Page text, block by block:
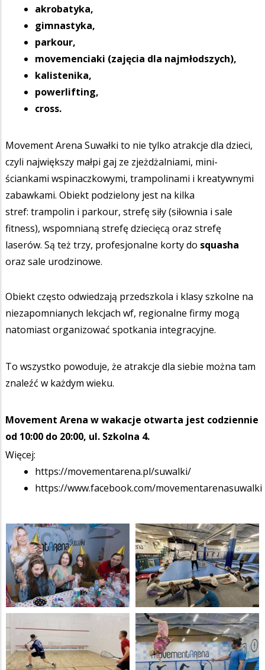
akrobatyka,
gimnastyka,
parkour,
movemenciaki (zajęcia dla najmłodszych),
kalistenika,
powerlifting,
cross.
Movement Arena Suwałki to nie tylko atrakcje dla dzieci,
czyli największy małpi gaj ze zjeżdżalniami, mini-
ściankami wspinaczkowymi, trampolinami i kreatywnymi
zabawkami. Obiekt podzielony jest na kilka
stref: trampolin i parkour, strefę siły (siłownia i sale
fitness), wspomnianą strefę dziecięcą oraz strefę
laserów. Są też trzy, profesjonalne korty do squasha
oraz sale urodzinowe.
Obiekt często odwiedzają przedszkola i klasy szkolne na
niezapomnianych lekcjach wf, regionalne firmy mogą
natomiast organizować spotkania integracyjne.
To wszystko powoduje, że atrakcje dla siebie można tam
znaleźć w każdym wieku.
Movement Arena w wakacje otwarta jest codziennie
od 10:00 do 20:00, ul. Szkolna 4.
Więcej:
https://movementarena.pl/suwalki/
https://www.facebook.com/movementarenasuwalki